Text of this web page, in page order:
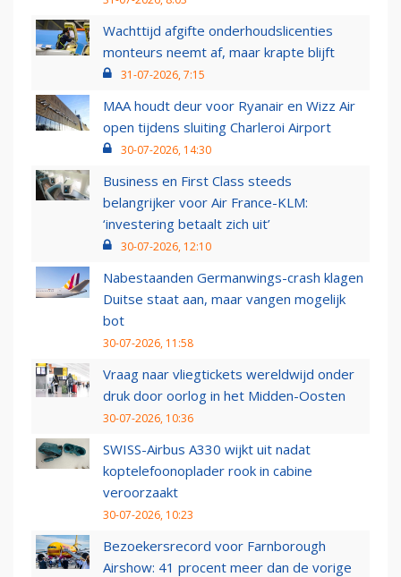
Wachttijd afgifte onderhoudslicenties
monteurs neemt af, maar krapte blijft
31-07-2026, 7:15
MAA houdt deur voor Ryanair en Wizz Air
open tijdens sluiting Charleroi Airport
30-07-2026, 14:30
Business en First Class steeds
belangrijker voor Air France-KLM:
‘investering betaalt zich uit’
30-07-2026, 12:10
Nabestaanden Germanwings-crash klagen
Duitse staat aan, maar vangen mogelijk
bot
30-07-2026, 11:58
Vraag naar vliegtickets wereldwijd onder
druk door oorlog in het Midden-Oosten
30-07-2026, 10:36
SWISS-Airbus A330 wijkt uit nadat
koptelefoonoplader rook in cabine
veroorzaakt
30-07-2026, 10:23
Bezoekersrecord voor Farnborough
Airshow: 41 procent meer dan de vorige